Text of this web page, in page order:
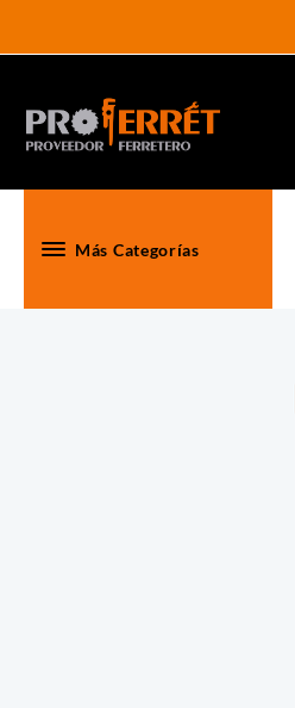
content
Más Categorías